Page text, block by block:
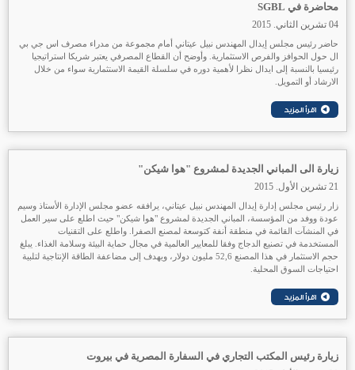
محاضرة في SGBL
04 تشرين الثاني. 2015
حاضر رئيس مجلس إيدال المهندس نبيل عيتاني أمام مجموعة من مدراء مصرف اس جي بي
ال حول الحوافز والفرص الاستثمارية. وأوضح أن القطاع المصرفي يعتبر شريكا استراتيجيا
رئيسيا بالنسبة إلى ايدال نظرا لأهمية دوره في سلسلة القيمة الاستثمارية سواء من خلال
الارشاد أو التمويل.
زيارة الى المباني الجديدة لمشروع "هوا شيكن"
21 تشرين الأول. 2015
زار رئيس مجلس إدارة إيدال المهندس نبيل عيتاني، يرافقه عضو مجلس الإدارة الأستاذ وسيم
عودة ووفد من المؤسسة، المباني الجديدة لمشروع "هوا شيكن" حيث اطلع على سير العمل
في المنشآت القائمة في منطقة أنفة كتوسعة لمصنع الصفرا. واطلع على التقنيات
المستخدمة في تصنيع الدجاج وفقا للمعايير العالمية في مجال حماية البيئة وسلامة الغذاء. يبلغ
حجم الاستثمار في هذا المصنع 52,6 مليون دولار، ويهدف إلى مضاعفة الطاقة الإنتاجية لتلبية
احتياجات السوق المحلية.
زيارة رئيس المكتب التجاري في السفارة المصرية في بيروت